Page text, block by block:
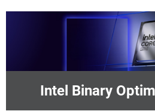
Intel Binary